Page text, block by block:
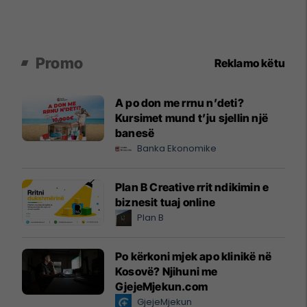
Promo Reklamo këtu
A po don me rrnu n’deti?
Kursimet mund t’ju sjellin një
banesë
Banka Ekonomike
Plan B Creative rrit ndikimin e
biznesit tuaj online
Plan B
Po kërkoni mjek apo klinikë në
Kosovë? Njihuni me
GjejeMjekun.com
GjejeMjekun